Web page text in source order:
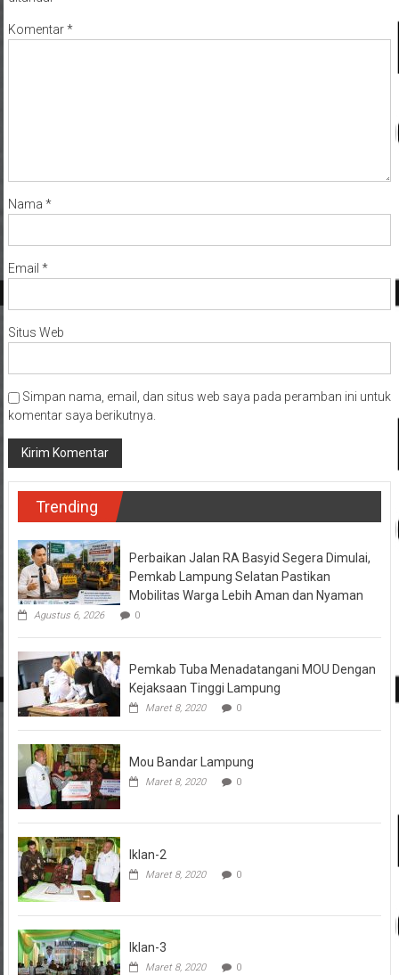
Komentar*
Nama *
Email *
Situs Web
Simpan nama, email, dan situs web saya pada peramban ini untuk
komentar saya berikutnya.
Trending
Perbaikan Jalan RA Basyid Segera Dimulai,
Pemkab Lampung Selatan Pastikan
Mobilitas Warga Lebih Aman dan Nyaman
Agustus 6, 2026 0
Pemkab Tuba Menadatangani MOU Dengan
Kejaksaan Tinggi Lampung
Maret 8, 2020 0
Mou Bandar Lampung
Maret 8, 2020 0
Iklan-2
Maret 8, 2020 0
Iklan-3
Maret 8, 2020 0